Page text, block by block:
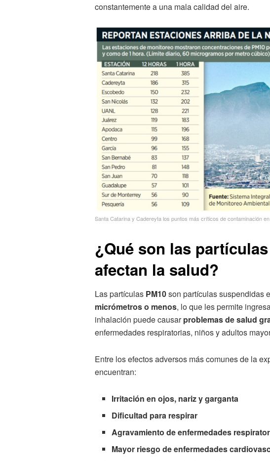
constantemente a una mala calidad del aire.
Santa Catarina y Cadereyta los puntos más críticos de contaminación
¿Qué son las
afectan la salud?
Las partículas PM10son partículas suspendidas
micrómetros o menos, lo que les permite
inhalación puede causarproblemas de salud
enfermedades respiratorias, niños y adultos
Entre los efectos adversos más comunes de la
encuentran:
Irritación en ojos, nariz y garganta
Dificultad para respirar
Agravamiento de enfermedades
Mayor riesgo de enfermedades